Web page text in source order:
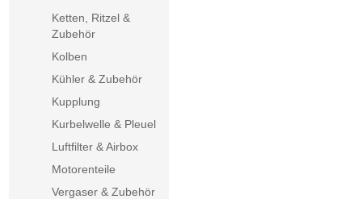
Ketten, Ritzel &
Zubehör
Kolben
Kühler & Zubehör
Kupplung
Kurbelwelle & Pleuel
Luftfilter & Airbox
Motorenteile
Vergaser & Zubehör